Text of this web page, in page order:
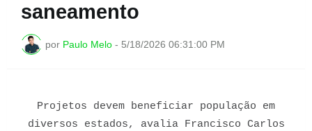
saneamento
por Paulo Melo - 5/18/2026 06:31:00 PM
Projetos devem beneficiar população em
diversos estados, avalia Francisco Carlos